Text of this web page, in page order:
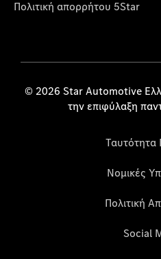
Πολιτική απορρήτου 5Star
© 2026 Star Automotive
την επιφύλαξη
Ταυτότητα
Νομικές
Πολιτική
Social